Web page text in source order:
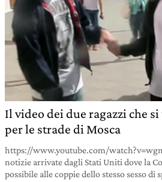
Il video dei due ragazzi che
per le strade di Mosca
https://www.youtube.com/
notizie arrivate dagli Stati Uniti dove la
possibile alle coppie dello stesso sesso di